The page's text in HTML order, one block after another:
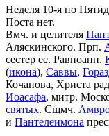
Неделя 10-я по
Поста нет.
Вмч. и целителя
Аляскинского. Прп.
сестер ее. Равноапп.
(икона), Саввы,
Кочанова, Христа
Иоасафа, митр.
святых. Сщмч.
и Пантелеимона